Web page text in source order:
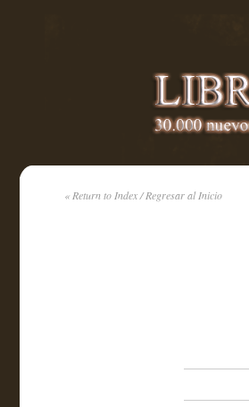
« Return to Index / Regresar al Inicio